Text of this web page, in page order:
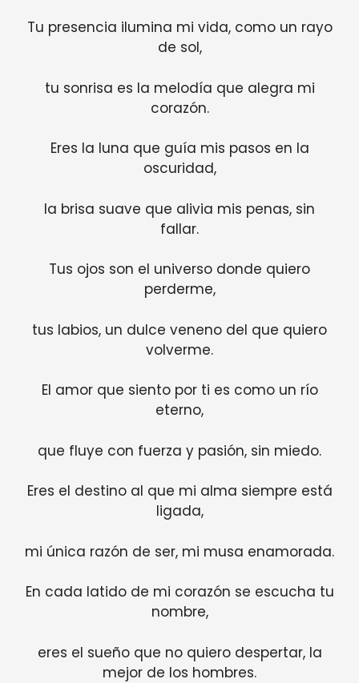
Tu presencia ilumina mi vida, como un rayo
de sol,
tu sonrisa es la melodía que alegra mi
corazón.
Eres la luna que guía mis pasos en la
oscuridad,
la brisa suave que alivia mis penas, sin
fallar.
Tus ojos son el universo donde quiero
perderme,
tus labios, un dulce veneno del que quiero
volverme.
El amor que siento por ti es como un río
eterno,
que fluye con fuerza y pasión, sin miedo.
Eres el destino al que mi alma siempre está
ligada,
mi única razón de ser, mi musa enamorada.
En cada latido de mi corazón se escucha tu
nombre,
eres el sueño que no quiero despertar, la
mejor de los hombres.